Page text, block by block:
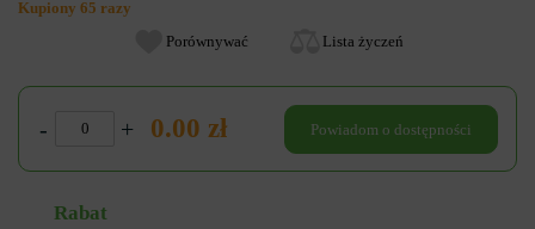
Kupiony 65 razy
Porównywać
Lista życzeń
- + 0.00 zł Powiadom o dostępności
Rabat